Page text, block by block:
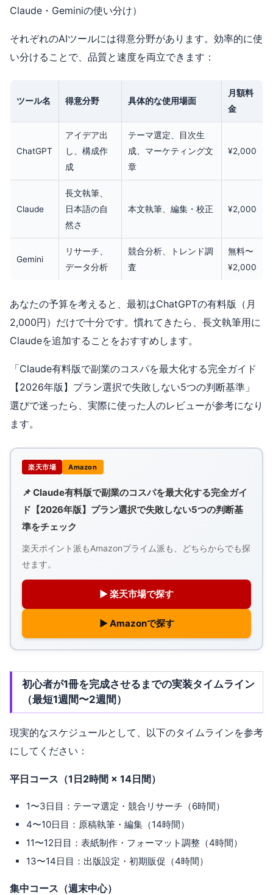
Claude・Geminiの使い分け）
それぞれのAIツールには得意分野があります。効率的に使
い分けることで、品質と速度を両立できます：
ツール名 得意分野 具体的な使用場面
月額料
金
ChatGPT
アイデア出
し、構成作
成
テーマ選定、目次生
成、マーケティング文
章
¥2,000
Claude
長文執筆、
日本語の自
然さ
本文執筆、編集・校正 ¥2,000
Gemini
リサーチ、
データ分析
競合分析、トレンド調
査
無料〜
¥2,000
あなたの予算を考えると、最初はChatGPTの有料版（月
2,000円）だけで十分です。慣れてきたら、長文執筆用に
Claudeを追加することをおすすめします。
「Claude有料版で副業のコスパを最大化する完全ガイド
【2026年版】プラン選択で失敗しない5つの判断基準」
選びで迷ったら、実際に使った人のレビューが参考になり
ます。
楽天市場 Amazon
📌 Claude有料版で副業のコスパを最大化する完全ガイ
ド【2026年版】プラン選択で失敗しない5つの判断基
準をチェック
楽天ポイント派もAmazonプライム派も、どちらからでも探
せます。
▶ 楽天市場で探す
▶ Amazonで探す
初心者が1冊を完成させるまでの実装タイムライン
（最短1週間〜2週間）
現実的なスケジュールとして、以下のタイムラインを参考
にしてください：
平日コース（1日2時間 × 14日間）
1〜3日目：テーマ選定・競合リサーチ（6時間）
4〜10日目：原稿執筆・編集（14時間）
11〜12日目：表紙制作・フォーマット調整（4時間）
13〜14日目：出版設定・初期販促（4時間）
集中コース（週末中心）